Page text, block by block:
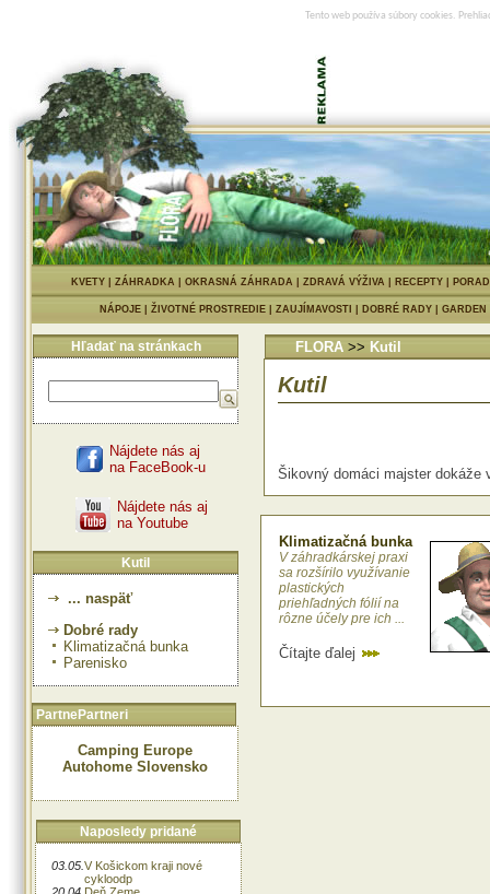
Tento web používa súbory cookies.
KVETY| ZÁHRADKA| OKRASNÁ ZÁHRADA| ZDRAVÁ VÝŽIVA| RECEPTY|
NÁPOJE ŽIVOTNÉ PROSTREDIE ZAUJÍMAVOSTI DOBRÉ RADY
Hľadať na stránkach
Nájdete nás aj
na FaceBook-u
Nájdete nás aj
na Youtube
Kutil
... naspäť
Dobré rady
Klimatizačná bunka
Parenisko
PartnePartneri
Camping Europe
Autohome Slovensko
Naposledy pridané
03.05. V Košickom kraji nové
cykloodp
FLORA >> Kutil
Kutil
Šikovný domáci majster
Klimatizačná bunka
V záhradkárskej praxi
sa rozšírilo využívanie
plastických
priehľadných fólií na
rôzne účely pre ich ...
Čítajte ďalej